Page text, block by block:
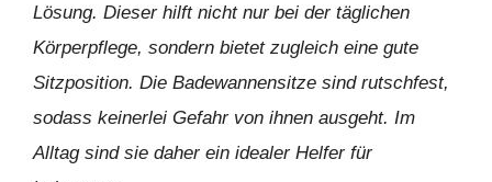
Lösung. Dieser hilft nicht nur bei der täglichen
Körperpflege, sondern bietet zugleich eine gute
Sitzposition. Die Badewannensitze sind rutschfest,
sodass keinerlei Gefahr von ihnen ausgeht. Im
Alltag sind sie daher ein idealer Helfer für